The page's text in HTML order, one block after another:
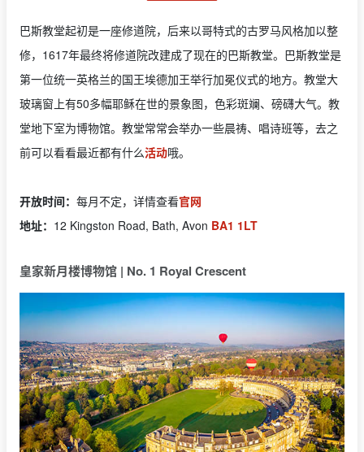
巴斯教堂起初是一座修道院，后来以哥特式的古罗马风格加以整
修，1617年最终将修道院改建成了现在的巴斯教堂。巴斯教堂是
第一位统一英格兰的国王埃德加王举行加冕仪式的地方。教堂大
玻璃窗上有50多幅耶稣在世的景象图，色彩斑斓、磅礴大气。教
堂地下室为博物馆。教堂常常会举办一些晨祷、唱诗班等，去之
前可以看看最近都有什么活动哦。
开放时间： 每月不定，详情查看官网
地址： 12 Kingston Road, Bath, Avon BA1 1LT
皇家新月楼博物馆 | No. 1 Royal Crescent